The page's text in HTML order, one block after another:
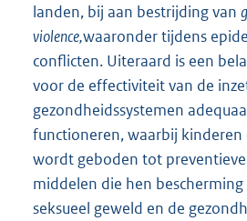
landen, bij aan bestrijding van
violence,waaronder tijdens
conflicten. Uiteraard is een
voor de effectiviteit van de
gezondheidssystemen
functioneren, waarbij
wordt geboden tot
middelen die hen
seksueel geweld en de